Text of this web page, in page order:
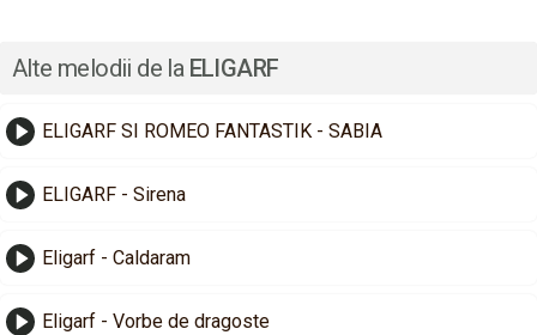
Alte melodii de la ELIGARF
ELIGARF SI ROMEO FANTASTIK - SABIA
ELIGARF - Sirena
Eligarf - Caldaram
Eligarf - Vorbe de dragoste